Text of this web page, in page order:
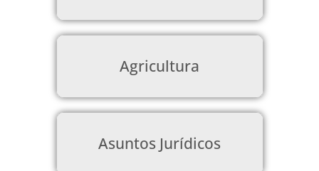
Agricultura
Asuntos Jurídicos